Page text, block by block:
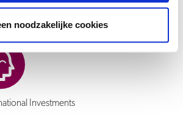
noodzakelijke cookies
Investments